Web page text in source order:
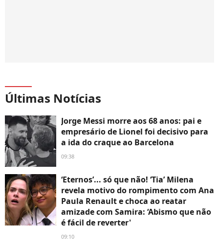
Últimas Notícias
Jorge Messi morre aos 68 anos: pai e
empresário de Lionel foi decisivo para
a ida do craque ao Barcelona
09:38
‘Eternos’... só que não! ‘Tia’ Milena
revela motivo do rompimento com Ana
Paula Renault e choca ao reatar
amizade com Samira: ‘Abismo que não
é fácil de reverter'
09:10